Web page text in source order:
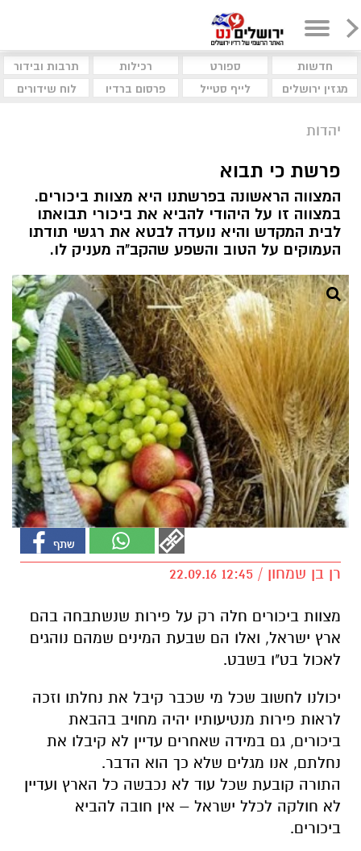
חדשות ספורט רכילות
תרבות ובידור
מגזין ירושלים
לייף סטייל פרסום ברדיו לוח שידורים
יהדות
פרשת כי תבוא
המצווה הראשונה בפרשתנו היא מצוות ביכורים.
במצווה זו על היהודי להביא את ביכורי תבואתו
לבית המקדש והיא נועדה לבטא את רגשי תודתו
העמוקים על הטוב והשפע שהקב"ה מעניק לו.
רן בן שמחון / 12:45 22.09.16
מצוות ביכורים חלה רק על פירות שנשתבחה בהם
ארץ ישראל, ואלו הם שבעת המינים שמהם נוהגים
לאכול בט"ו בשבט.
יכולנו לחשוב שכל מי שכבר קיבל את נחלתו וזכה
לראות פירות מנטיעותיו יהיה מחויב בהבאת
ביכורים, גם במידה שאחרים עדיין לא קיבלו את
נחלתם, אנו מגלים שלא כך הוא הדבר.
התורה קובעת שכל עוד לא נכבשה כל הארץ ועדיין
לא חולקה לכלל ישראל – אין חובה להביא
ביכורים.